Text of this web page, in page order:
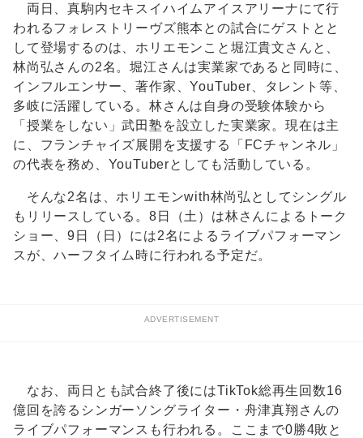
両日、真駒内セキスイハイムアイスアリーナにて行
われるフォレストリーヴズ熊本との試合にゲストとと
して登場するのは、ホリエモンこと堀江貴文さんと、
林尚弘さんの2名。堀江さんは実業家であると同時に、
インフルエンサー、著作家、YouTuber、タレント等、
多岐に活躍している。林さんは自身の受験体験から
「授業をしない」武田塾を設立した実業家。現在は主
に、フランチャイズ展開を支援する「FCチャンネル」
の代表を務め、YouTuberとしても活動している。
そんな2名は、ホリエモンwith林尚弘としてシングル
もリリースしている。8日（土）は林さんによるトーク
ショー、9日（日）には2名によるライブパフォーマン
スが、ハーフタイム時に行われる予定だ。
ADVERTISEMENT
なお、両日とも試合終了後にはTikTok総再生回数16
億回を誇るシンガーソングライター・舟津真翔さんの
ライブパフォーマンスも行われる。ここまで0勝4敗と